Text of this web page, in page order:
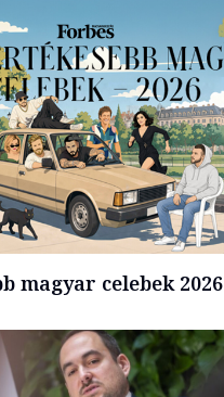
magyar celebek 2026